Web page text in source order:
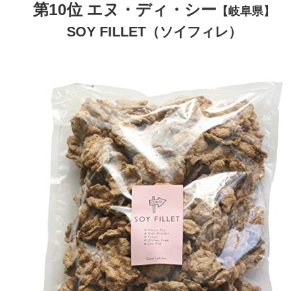
第10位 エヌ・ディ・シー 【岐阜県】
SOY FILLET（ソイフィレ）